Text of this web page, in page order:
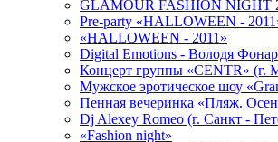
GLAMOUR FASHION NIGHT
Pre-party «HALLOWEEN -
«HALLOWEEN - 2011»
Digital Emotions - Володя
Концерт группы «CENTR» (г.
Мужское эротическое шоу
Пенная вечеринка «Пляж.
Dj Alexey Romeo (г. Санкт -
«Fashion night»